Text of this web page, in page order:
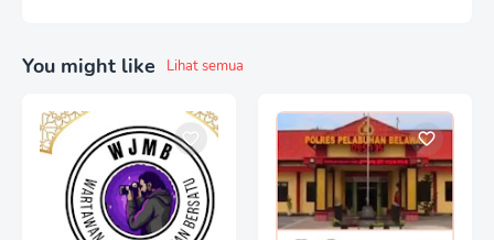
You might like Lihat semua